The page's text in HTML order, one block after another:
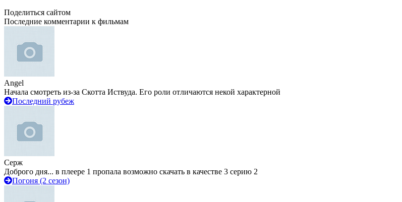
Поделиться сайтом
Последние комментарии к фильмам
Angel
Начала смотреть из-за Скотта Иствуда. Его роли отличаются некой характерной
Последний рубеж
Серж
Доброго дня... в плеере 1 пропала возможно скачать в качестве 3 серию 2
Погоня (2 сезон)